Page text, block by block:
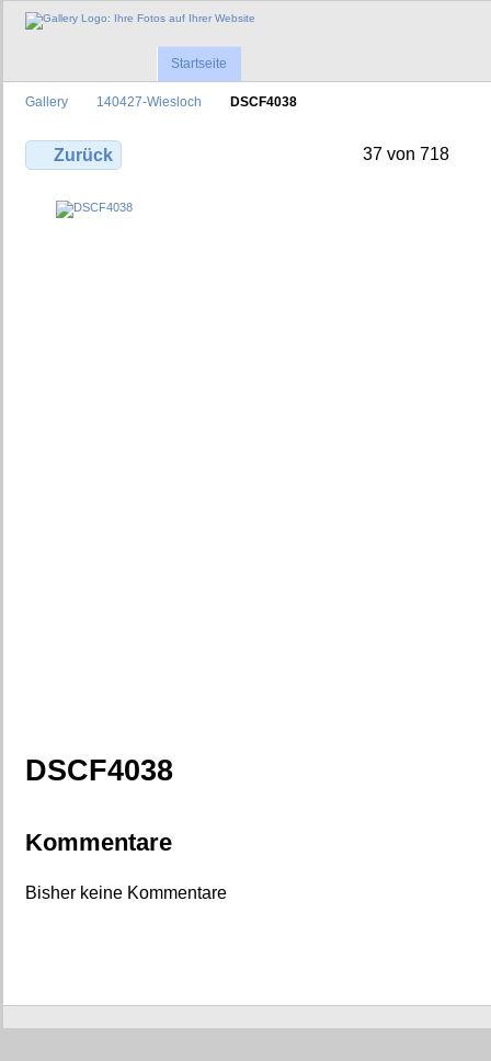
Startseite
Gallery 140427-Wiesloch DSCF4038
Zurück 37 von 718
DSCF4038
Kommentare
Bisher keine Kommentare